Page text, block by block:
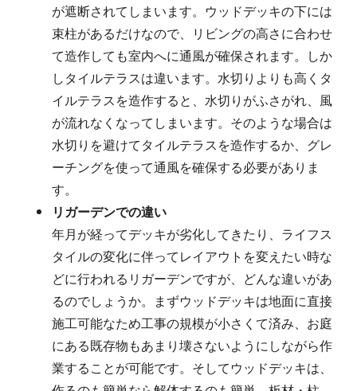
が遮断されてしまいます。ウッドデッキの下には
束柱があるだけなので、リビングの高さに合わせ
て造作しても室内へに通風が確保されます。しか
しタイルテラスは違います。水切りよりも高くタ
イルテラスを造作すると、水切りがふさがれ、風
が流れなくなってしまいます。そのような場合は
水切りを避けてタイルテラスを造作するか、グレ
ーチングを使って通風を確保する必要がありま
す。
リガーデンでの違い
年月が経ってデッキが劣化してきたり、ライフス
タイルの変化に伴ってレイアウトを変えたい時な
どに行われるリガーデンですが、どんな違いがあ
るのでしょうか。まずウッドデッキは地面に直接
施工可能なため工事の規模が小さくて済み、お庭
にある既存物もあまり壊さないようにしながら作
業することが可能です。そしてウッドデッキは、